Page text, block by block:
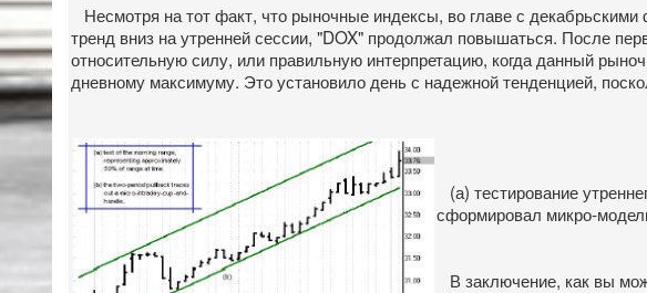
Несмотря на тот факт, что рыночные индексы, во главе с
тренд вниз на утренней сессии, "DOX" продолжал повышаться. После
относительную силу, или правильную интерпретацию, когда данный
дневному максимуму. Это установило день с надежной тенденцией,
(а) тестирование
сформировал микро-
В заключение, как вы